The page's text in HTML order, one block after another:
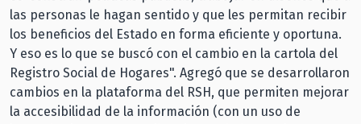
las personas le hagan sentido y que les permitan recibir
los beneficios del Estado en forma eficiente y oportuna.
Y eso es lo que se buscó con el cambio en la cartola del
Registro Social de Hogares". Agregó que se desarrollaron
cambios en la plataforma del RSH, que permiten mejorar
la accesibilidad de la información (con un uso de